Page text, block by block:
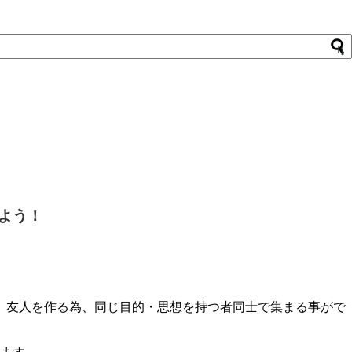
う！
友人を作る為、同じ目的・思想を持つ者同士で集まる事がで